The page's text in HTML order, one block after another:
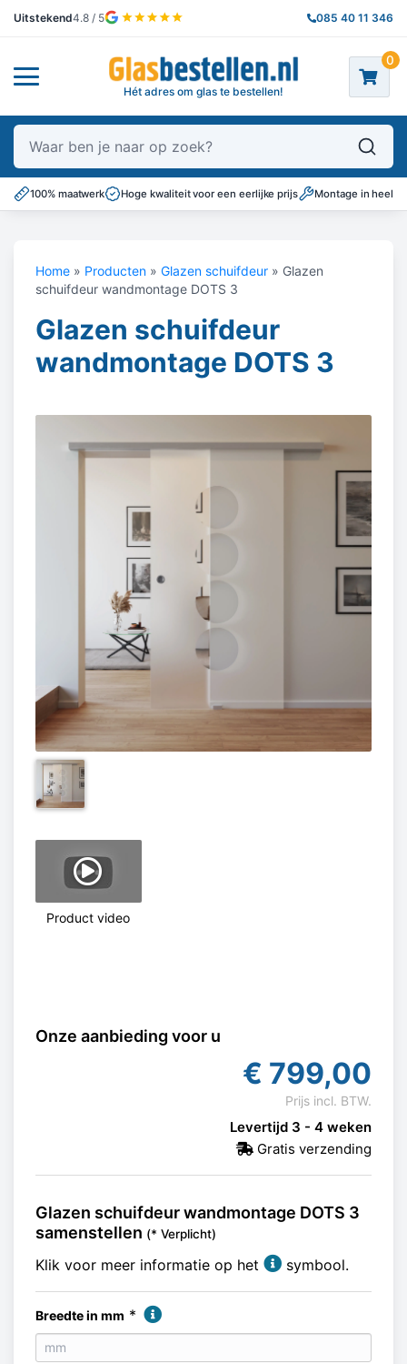
Uitstekend4.8 / 5 085 40 11 346
Hét adres om glas te bestellen!
0
Waar ben je naar op zoek?
100% maatwerk Hoge kwaliteit voor een eerlijke prijs Montage in heel
Home » Producten » Glazen schuifdeur » Glazen
schuifdeur wandmontage DOTS 3
Glazen schuifdeur
wandmontage DOTS 3
Product video
Onze aanbieding voor u
€ 799,00
Prijs incl. BTW.
Levertijd 3 - 4 weken
Gratis verzending
Glazen schuifdeur wandmontage DOTS 3
samenstellen (* Verplicht)
Klik voor meer informatie op het symbool.
Breedte in mm *